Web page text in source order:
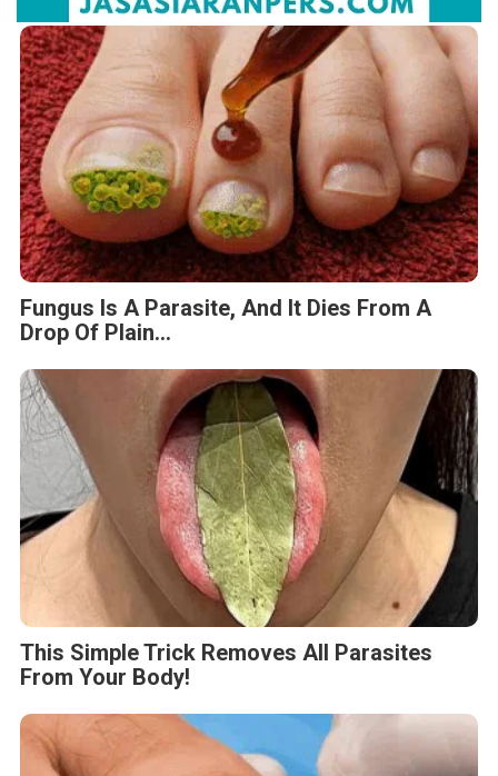
Fungus Is A Parasite, And It Dies From A
Drop Of Plain...
This Simple Trick Removes All Parasites
From Your Body!